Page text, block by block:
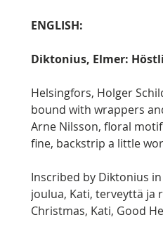
ENGLISH:
Diktonius, Elmer:
Helsingfors, Holger
bound with wrappers
Arne Nilsson, floral
fine, backstrip a little
Inscribed by Diktonius
joulua, Kati, terveyttä ja
Christmas, Kati, Good